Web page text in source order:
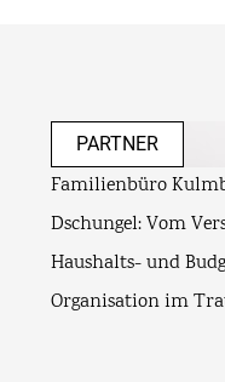
PARTNER
Familienbüro
Dschungel: Vom
Haushalts- und
Organisation im